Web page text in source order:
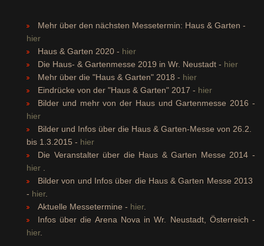
Mehr über den nächsten Messetermin: Haus & Garten -
hier
Haus & Garten 2020 - hier
Die Haus- & Gartenmesse 2019 in Wr. Neustadt - hier
Mehr über die "Haus & Garten" 2018 - hier
Eindrücke von der "Haus & Garten" 2017 - hier
Bilder und mehr von der Haus und Gartenmesse 2016 -
hier
Bilder und Infos über die Haus & Garten-Messe von 26.2.
bis 1.3.2015 - hier
Die Veranstalter über die Haus & Garten Messe 2014 -
hier
Bilder von und Infos über die Haus & Garten Messe 2013
- hier.
Aktuelle Messetermine - hier.
Infos über die Arena Nova in Wr. Neustadt, Österreich -
hier.